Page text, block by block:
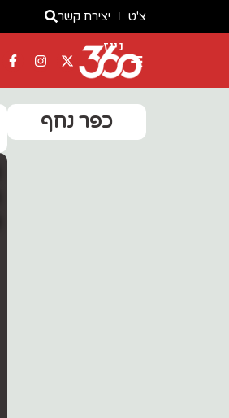
צ'ט יצירת קשר
ניוז
כפר נחף